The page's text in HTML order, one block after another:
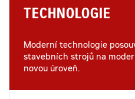
TECHNOLOGIE
Moderní technologie
stavebních strojů na
novou úroveň.